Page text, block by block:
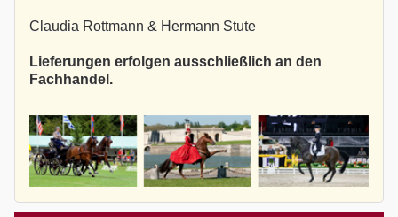
Claudia Rottmann & Hermann Stute
Lieferungen erfolgen ausschließlich an den
Fachhandel.